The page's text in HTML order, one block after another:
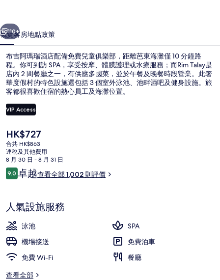
相
片
集
個 下一個
110+
概覽客房地點政策
布吉阿瑪瑞酒店配備免費兒童俱樂部，距離芭東海灘僅 10 分鐘路
程。你可到訪 SPA，享受按摩、體膜護理或水療服務；而Rim Talay是
店內 2 間餐廳之一，有供應多國菜，並於午餐及晚餐時段營業。此奢
華度假村的特色設施還包括 3 個室外泳池、池畔酒吧及健身設施。旅
客都很喜歡住宿的熱心員工及海灘位置。
VIP Access
現
價
HK$727
HK$727
合共 HK$863
連稅及其他費用
8 月 30 日 - 8 月 31 日
評
價
9.09.0 分，滿分 10 分，
卓越查看全部 1,002 則評價
人氣設施服務
泳池
SPA
機場接送
免費泊車
免費 Wi-Fi
餐廳
查看全部